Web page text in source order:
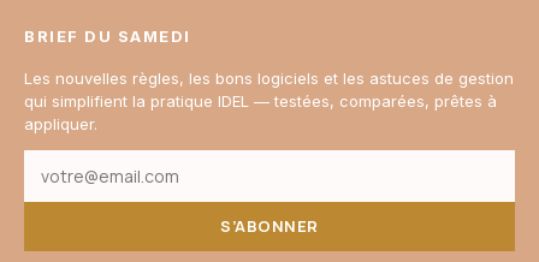
BRIEF DU SAMEDI
Les nouvelles règles, les bons logiciels et les astuces de gestion
qui simplifient la pratique IDEL — testées, comparées, prêtes à
appliquer.
S’ABONNER